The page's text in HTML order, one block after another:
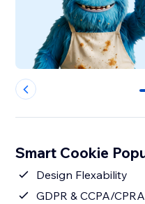
0
Smart Cookie
Design Flexability
GDPR & CCPA/